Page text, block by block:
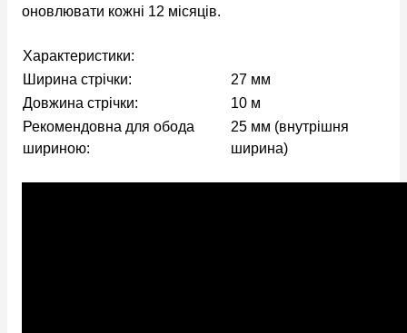
оновлювати кожні 12 місяців.
Характеристики:
Ширина стрічки:
27 мм
Довжина стрічки:
10 м
Рекомендовна для обода
шириною:
25 мм (внутрішня
ширина)